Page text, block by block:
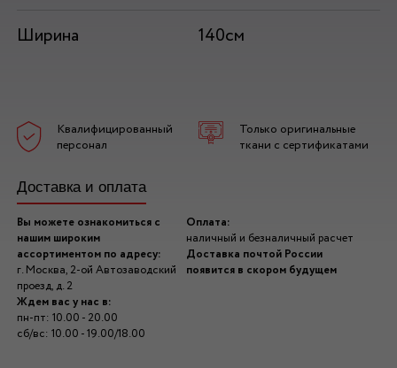
Ширина
140см
Квалифицированный
персонал
Только оригинальные
ткани с сертификатами
Доставка и оплата
Вы можете ознакомиться с
нашим широким
ассортиментом по адресу:
г. Москва, 2-ой Автозаводский
проезд, д. 2
Ждем вас у нас в:
пн-пт: 10.00 - 20.00
сб/вс: 10.00 - 19.00/18.00
Оплата:
наличный и безналичный расчет
Доставка почтой России
появится в скором будущем